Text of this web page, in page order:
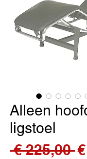
Alleen
ligstoel
€ 225,00